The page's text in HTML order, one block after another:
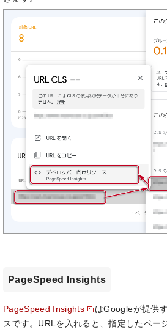
PageSpeed Insights
PageSpeed Insights
はGoogleが提供
スです。URLを入れると、指定したペー